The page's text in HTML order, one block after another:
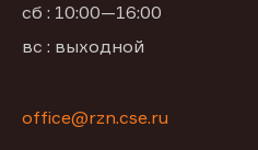
сб : 10:00—16:00
вс : выходной
office@rzn.cse.ru